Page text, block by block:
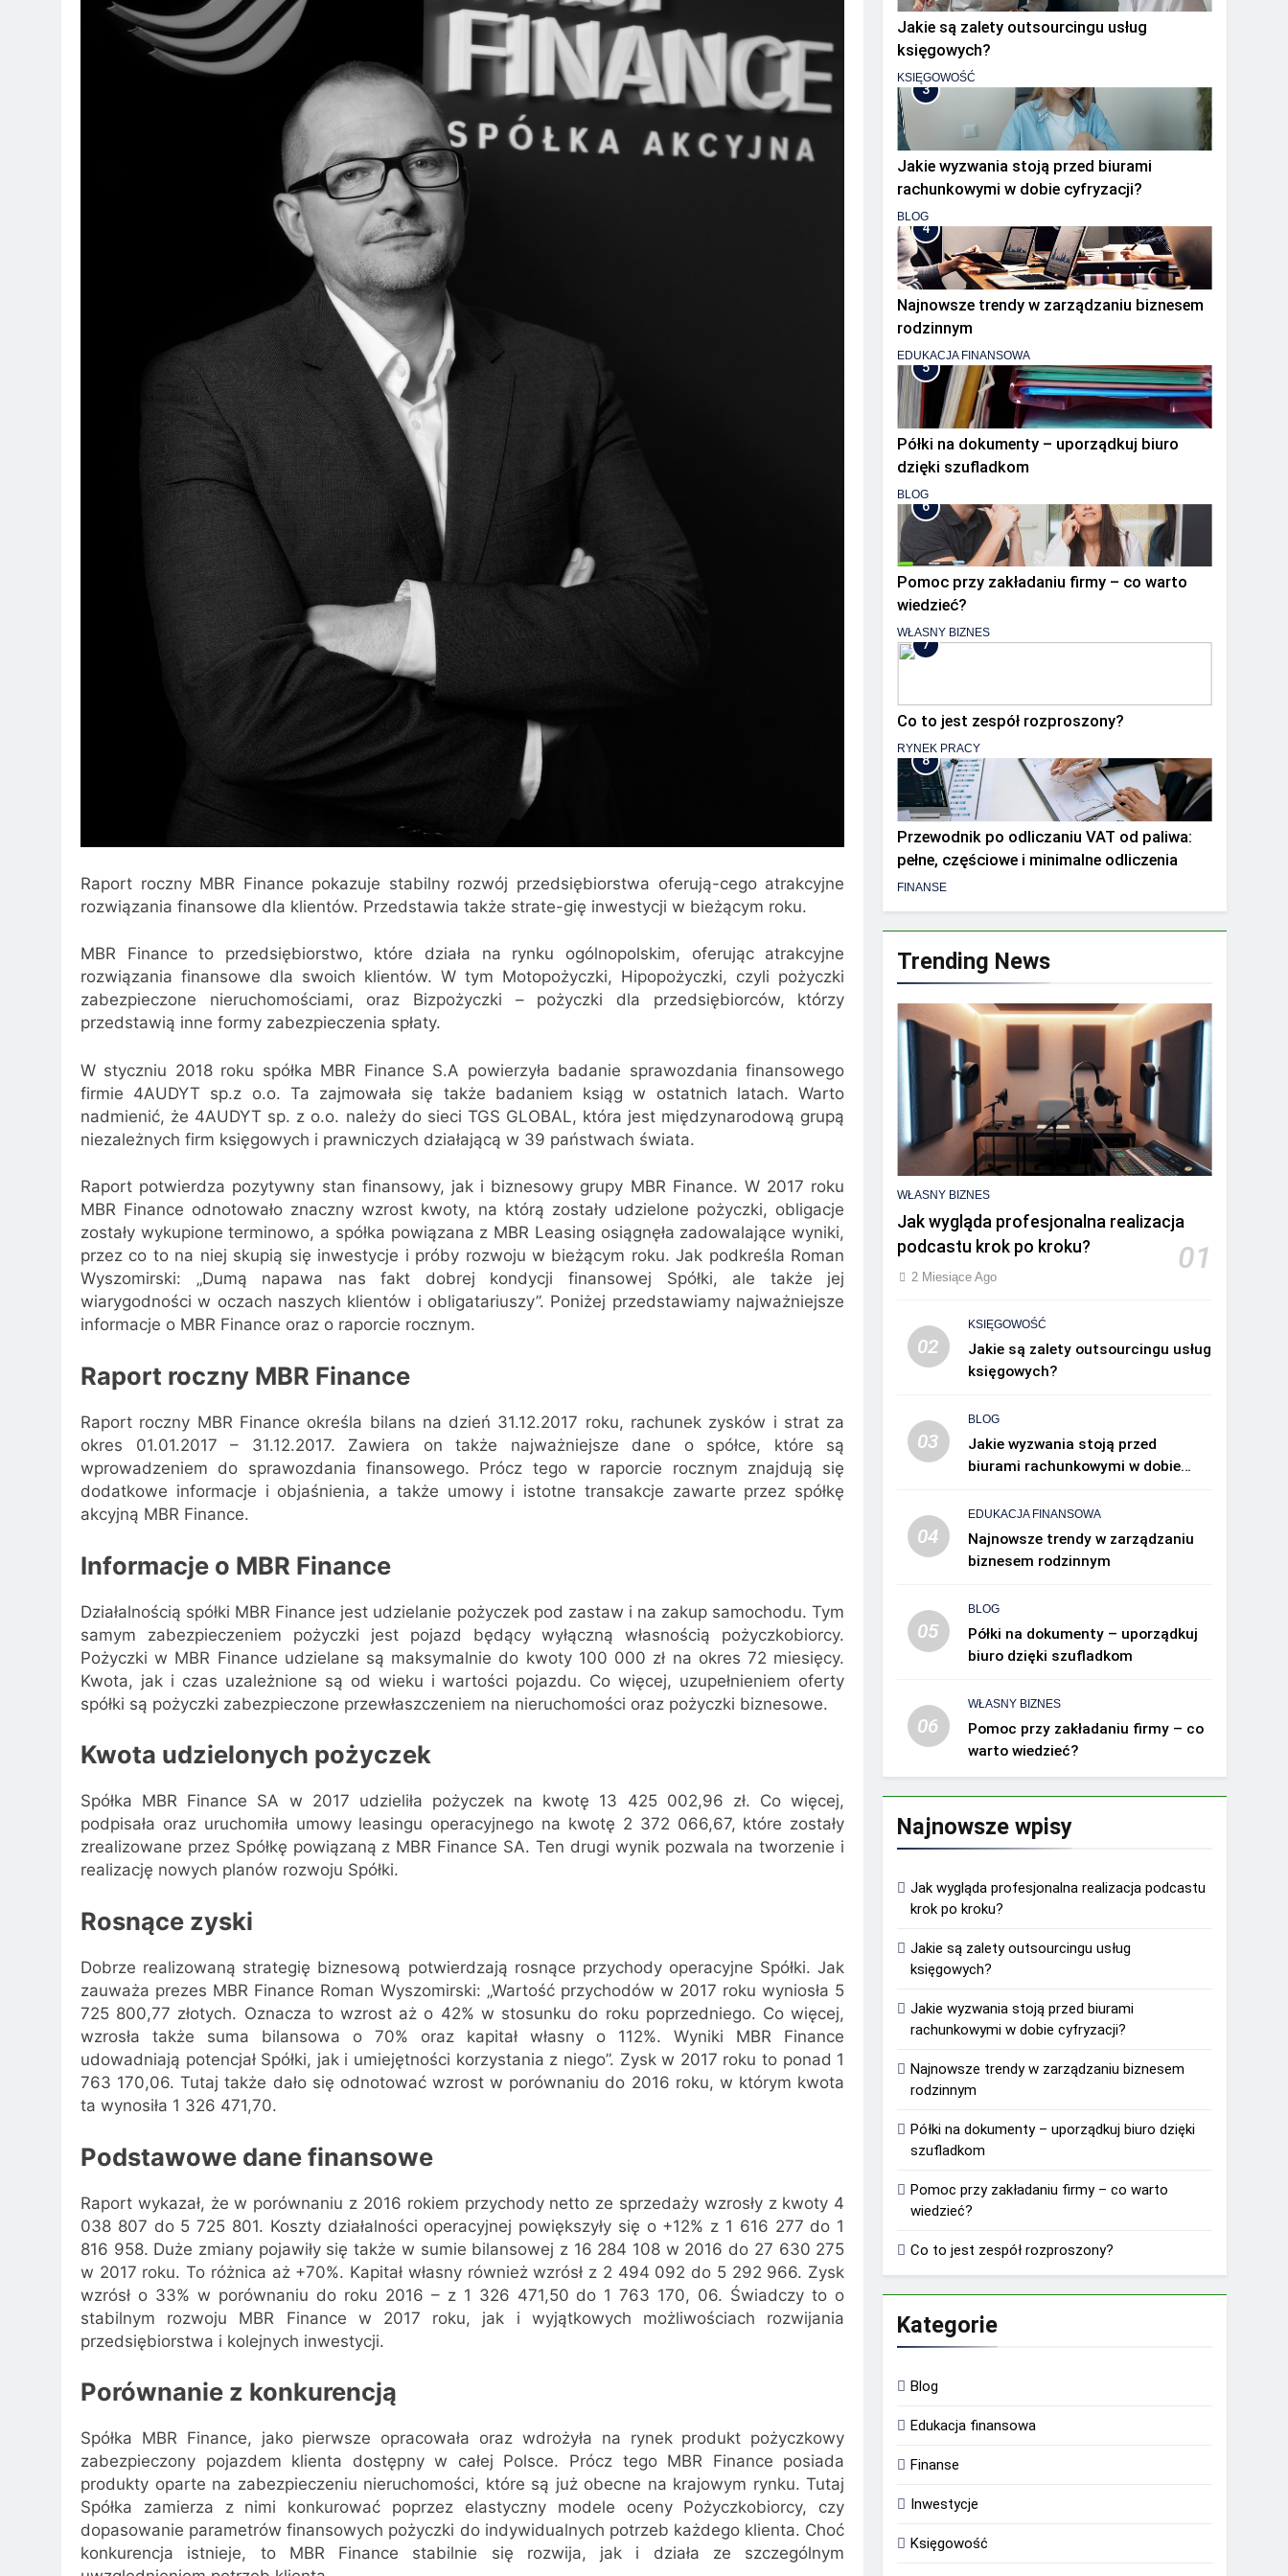
Raport roczny MBR Finance pokazuje stabilny rozwój przedsiębiorstwa oferują-cego atrakcyjne
rozwiązania finansowe dla klientów. Przedstawia także strate-gię inwestycji w bieżącym roku.
MBR Finance to przedsiębiorstwo, które działa na rynku ogólnopolskim, oferując atrakcyjne
rozwiązania finansowe dla swoich klientów. W tym Motopożyczki, Hipopożyczki, czyli pożyczki
zabezpieczone nieruchomościami, oraz Bizpożyczki – pożyczki dla przedsiębiorców, którzy
przedstawią inne formy zabezpieczenia spłaty.
W styczniu 2018 roku spółka MBR Finance S.A powierzyła badanie sprawozdania finansowego
firmie 4AUDYT sp.z o.o. Ta zajmowała się także badaniem ksiąg w ostatnich latach. Warto
nadmienić, że 4AUDYT sp. z o.o. należy do sieci TGS GLOBAL, która jest międzynarodową grupą
niezależnych firm księgowych i prawniczych działającą w 39 państwach świata.
Raport potwierdza pozytywny stan finansowy, jak i biznesowy grupy MBR Finance. W 2017 roku
MBR Finance odnotowało znaczny wzrost kwoty, na którą zostały udzielone pożyczki, obligacje
zostały wykupione terminowo, a spółka powiązana z MBR Leasing osiągnęła zadowalające wyniki,
przez co to na niej skupią się inwestycje i próby rozwoju w bieżącym roku. Jak podkreśla Roman
Wyszomirski: „Dumą napawa nas fakt dobrej kondycji finansowej Spółki, ale także jej
wiarygodności w oczach naszych klientów i obligatariuszy”. Poniżej przedstawiamy najważniejsze
informacje o MBR Finance oraz o raporcie rocznym.
Raport roczny MBR Finance
Raport roczny MBR Finance określa bilans na dzień 31.12.2017 roku, rachunek zysków i strat za
okres 01.01.2017 – 31.12.2017. Zawiera on także najważniejsze dane o spółce, które są
wprowadzeniem do sprawozdania finansowego. Prócz tego w raporcie rocznym znajdują się
dodatkowe informacje i objaśnienia, a także umowy i istotne transakcje zawarte przez spółkę
akcyjną MBR Finance.
Informacje o MBR Finance
Działalnością spółki MBR Finance jest udzielanie pożyczek pod zastaw i na zakup samochodu. Tym
samym zabezpieczeniem pożyczki jest pojazd będący wyłączną własnością pożyczkobiorcy.
Pożyczki w MBR Finance udzielane są maksymalnie do kwoty 100 000 zł na okres 72 miesięcy.
Kwota, jak i czas uzależnione są od wieku i wartości pojazdu. Co więcej, uzupełnieniem oferty
spółki są pożyczki zabezpieczone przewłaszczeniem na nieruchomości oraz pożyczki biznesowe.
Kwota udzielonych pożyczek
Spółka MBR Finance SA w 2017 udzieliła pożyczek na kwotę 13 425 002,96 zł. Co więcej,
podpisała oraz uruchomiła umowy leasingu operacyjnego na kwotę 2 372 066,67, które zostały
zrealizowane przez Spółkę powiązaną z MBR Finance SA. Ten drugi wynik pozwala na tworzenie i
realizację nowych planów rozwoju Spółki.
Rosnące zyski
Dobrze realizowaną strategię biznesową potwierdzają rosnące przychody operacyjne Spółki. Jak
zauważa prezes MBR Finance Roman Wyszomirski: „Wartość przychodów w 2017 roku wyniosła 5
725 800,77 złotych. Oznacza to wzrost aż o 42% w stosunku do roku poprzedniego. Co więcej,
wzrosła także suma bilansowa o 70% oraz kapitał własny o 112%. Wyniki MBR Finance
udowadniają potencjał Spółki, jak i umiejętności korzystania z niego”. Zysk w 2017 roku to ponad 1
763 170,06. Tutaj także dało się odnotować wzrost w porównaniu do 2016 roku, w którym kwota
ta wynosiła 1 326 471,70.
Podstawowe dane finansowe
Raport wykazał, że w porównaniu z 2016 rokiem przychody netto ze sprzedaży wzrosły z kwoty 4
038 807 do 5 725 801. Koszty działalności operacyjnej powiększyły się o +12% z 1 616 277 do 1
816 958. Duże zmiany pojawiły się także w sumie bilansowej z 16 284 108 w 2016 do 27 630 275
w 2017 roku. To różnica aż +70%. Kapitał własny również wzrósł z 2 494 092 do 5 292 966. Zysk
wzrósł o 33% w porównaniu do roku 2016 – z 1 326 471,50 do 1 763 170, 06. Świadczy to o
stabilnym rozwoju MBR Finance w 2017 roku, jak i wyjątkowych możliwościach rozwijania
przedsiębiorstwa i kolejnych inwestycji.
Porównanie z konkurencją
Spółka MBR Finance, jako pierwsze opracowała oraz wdrożyła na rynek produkt pożyczkowy
zabezpieczony pojazdem klienta dostępny w całej Polsce. Prócz tego MBR Finance posiada
produkty oparte na zabezpieczeniu nieruchomości, które są już obecne na krajowym rynku. Tutaj
Spółka zamierza z nimi konkurować poprzez elastyczny modele oceny Pożyczkobiorcy, czy
dopasowanie parametrów finansowych pożyczki do indywidualnych potrzeb każdego klienta. Choć
konkurencja istnieje, to MBR Finance stabilnie się rozwija, jak i działa ze szczególnym
Jakie są zalety outsourcingu usług
księgowych?
KSIĘGOWOŚĆ
3
Jakie wyzwania stoją przed biurami
rachunkowymi w dobie cyfryzacji?
BLOG
4
Najnowsze trendy w zarządzaniu biznesem
rodzinnym
EDUKACJA FINANSOWA
5
Półki na dokumenty – uporządkuj biuro
dzięki szufladkom
BLOG
6
Pomoc przy zakładaniu firmy – co warto
wiedzieć?
WŁASNY BIZNES
7
Co to jest zespół rozproszony?
RYNEK PRACY
8
Przewodnik po odliczaniu VAT od paliwa:
pełne, częściowe i minimalne odliczenia
FINANSE
Trending News
WŁASNY BIZNES
Jak wygląda profesjonalna realizacja
podcastu krok po kroku?
01
2 Miesiące Ago
02
KSIĘGOWOŚĆ
Jakie są zalety outsourcingu usług
księgowych?
03
BLOG
Jakie wyzwania stoją przed
biurami rachunkowymi w dobie
04
EDUKACJA FINANSOWA
Najnowsze trendy w zarządzaniu
biznesem rodzinnym
05
BLOG
Półki na dokumenty – uporządkuj
biuro dzięki szufladkom
06
WŁASNY BIZNES
Pomoc przy zakładaniu firmy – co
warto wiedzieć?
Najnowsze wpisy
Jak wygląda profesjonalna realizacja podcastu
krok po kroku?
Jakie są zalety outsourcingu usług
księgowych?
Jakie wyzwania stoją przed biurami
rachunkowymi w dobie cyfryzacji?
Najnowsze trendy w zarządzaniu biznesem
rodzinnym
Półki na dokumenty – uporządkuj biuro dzięki
szufladkom
Pomoc przy zakładaniu firmy – co warto
wiedzieć?
Co to jest zespół rozproszony?
Kategorie
Blog
Edukacja finansowa
Finanse
Inwestycje
Księgowość